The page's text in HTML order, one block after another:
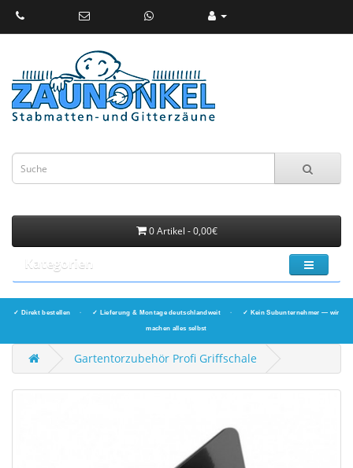
0 Artikel - 0,00€
Kategorien
✓ Direkt bestellen · ✓ Lieferung & Montage deutschlandweit · ✓ Kein Subunternehmer — wir
machen alles selbst
Gartentorzubehör Profi Griffschale